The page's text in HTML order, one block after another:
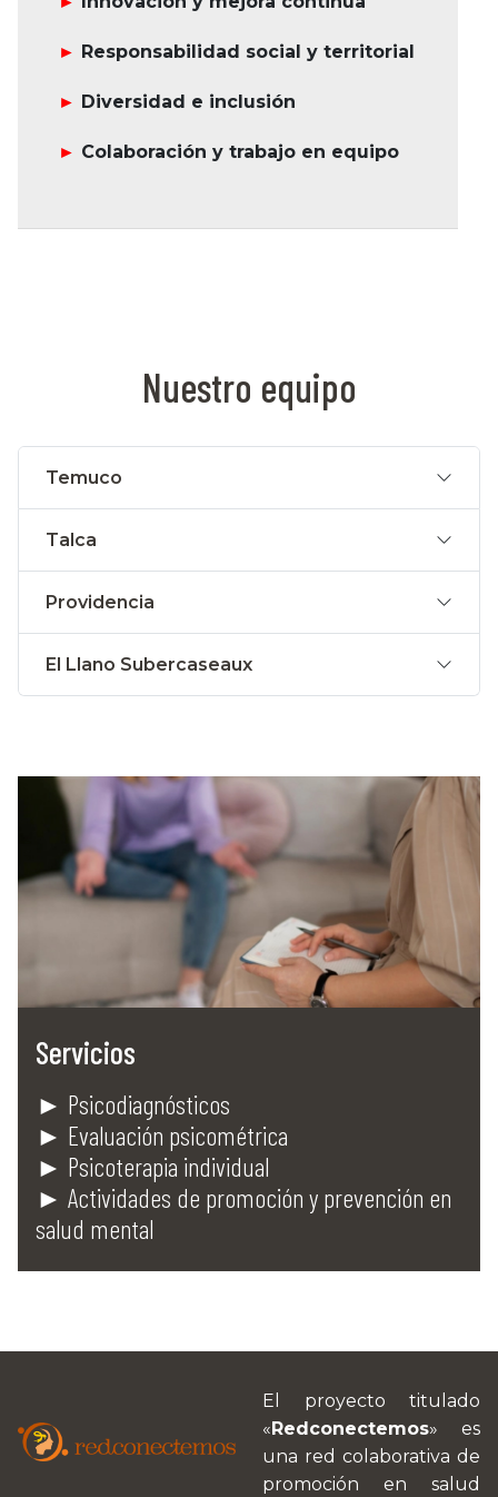
► Responsabilidad social y territorial
► Diversidad e inclusión
► Colaboración y trabajo en equipo
Nuestro equipo
Temuco
Talca
Providencia
El Llano Subercaseaux
Servicios
► Psicodiagnósticos
► Evaluación psicométrica
► Psicoterapia individual
► Actividades de promoción y prevención en
salud mental
El proyecto titulado
« Redconectemos» es
una red colaborativa de
promoción en salud